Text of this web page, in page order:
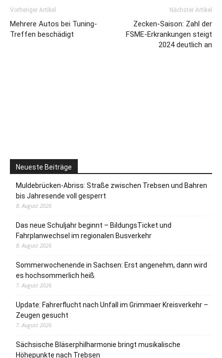
Vorheriger Artikel
Mehrere Autos bei Tuning-
Treffen beschädigt
Nächster Artikel
Zecken-Saison: Zahl der
FSME-Erkrankungen steigt
2024 deutlich an
Neueste Beiträge
Muldebrücken-Abriss: Straße zwischen Trebsen und Bahren
bis Jahresende voll gesperrt
8. August 2026
Das neue Schuljahr beginnt – BildungsTicket und
Fahrplanwechsel im regionalen Busverkehr
8. August 2026
Sommerwochenende in Sachsen: Erst angenehm, dann wird
es hochsommerlich heiß
7. August 2026
Update: Fahrerflucht nach Unfall im Grimmaer Kreisverkehr –
Zeugen gesucht
7. August 2026
Sächsische Bläserphilharmonie bringt musikalische
Höhepunkte nach Trebsen